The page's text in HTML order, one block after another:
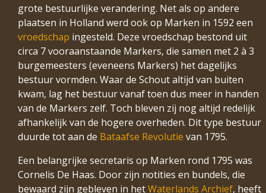
grote bestuurlijke verandering. Net als op andere
plaatsen in Holland werd ook op Marken in 1592 een
vroedschap ingesteld. Deze vroedschap bestond uit
circa 7 vooraanstaande Markers, die samen met 2 à 3
burgemeesters (eveneens Markers) het dagelijks
bestuur vormden. Waar de Schout altijd van buiten
kwam, lag het bestuur vanaf toen dus meer in handen
van de Markers zelf. Toch bleven zij nog altijd redelijk
afhankelijk van de hogere overheden. Dit type bestuur
duurde tot aan de Bataafse Revolutie van 1795.
Een belangrijke secretaris op Marken rond 1795 was
Cornelis De Haas. Door zijn notities en bundels, die
bewaard zijn gebleven in hetWaterlands Archief, heeft